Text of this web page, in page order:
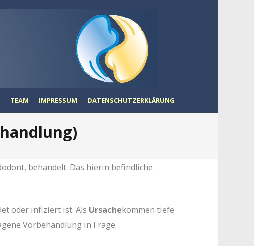
TEAM IMPRESSUM DATENSCHUTZERKLÄRUNG
behandelt. Das hierin befindliche
oder infiziert ist. Als Ursachekommen tiefe
Vorbehandlung in Frage.